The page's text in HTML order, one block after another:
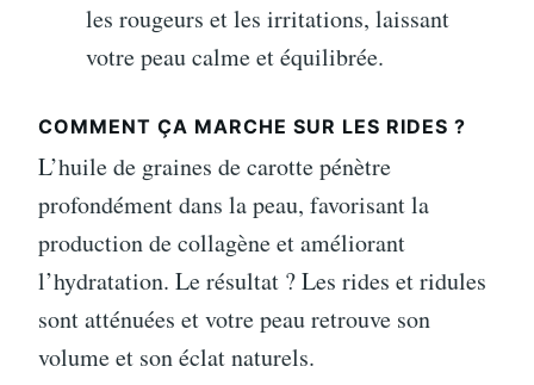
les rougeurs et les irritations, laissant
votre peau calme et équilibrée.
COMMENT ÇA MARCHE SUR LES RIDES ?
L’huile de graines de carotte pénètre
profondément dans la peau, favorisant la
production de collagène et améliorant
l’hydratation. Le résultat ? Les rides et ridules
sont atténuées et votre peau retrouve son
volume et son éclat naturels.